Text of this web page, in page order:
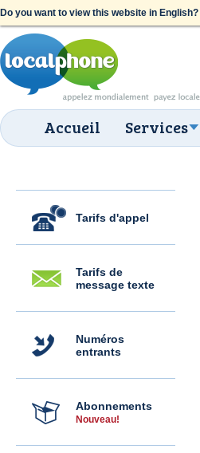
Do you want to view this website in English?
Accueil Services
Tarifs d'appel
Tarifs de
message texte
Numéros
entrants
Abonnements
Nouveau!